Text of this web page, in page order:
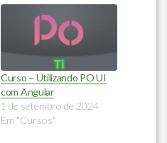
Curso – Utilizando PO UI
com Angular
1 de setembro de 2024
Em "Cursos"